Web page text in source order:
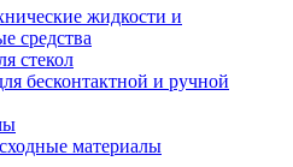
жидкости и
средства
стекол
бесконтактной и ручной
материалы